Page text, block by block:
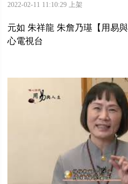
2022-02-11 11:10:29 上架
元如 朱祥龍 朱詹乃璂【用易
心電視台